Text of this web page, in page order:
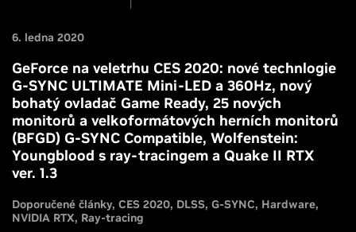
6. ledna 2020
GeForce na veletrhu CES 2020: nové technlogie
G-SYNC ULTIMATE Mini-LED a 360Hz, nový
bohatý ovladač Game Ready, 25 nových
monitorů a velkoformátových herních monitorů
(BFGD) G-SYNC Compatible, Wolfenstein:
Youngblood s ray-tracingem a Quake II RTX
ver. 1.3
Doporučené články CES 2020 DLSS G-SYNC Hardware
NVIDIA RTX Ray-tracing